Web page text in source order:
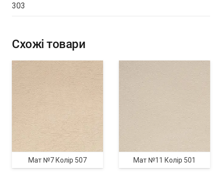
303
Схожі товари
Мат №7 Колір 507 Мат №11 Колір 501